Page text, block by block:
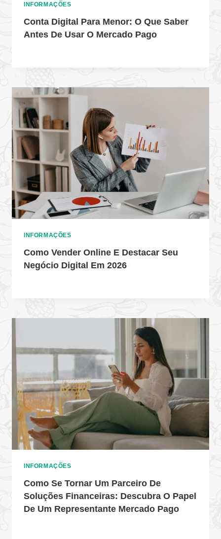
INFORMAÇÕES
Conta Digital Para Menor: O Que Saber
Antes De Usar O Mercado Pago
INFORMAÇÕES
Como Vender Online E Destacar Seu
Negócio Digital Em 2026
INFORMAÇÕES
Como Se Tornar Um Parceiro De
Soluções Financeiras: Descubra O Papel
De Um Representante Mercado Pago